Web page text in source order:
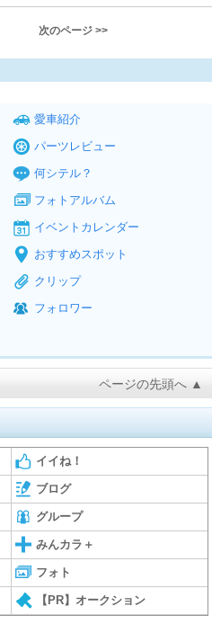
次のページ >>
愛車紹介
パーツレビュー
何シテル？
フォトアルバム
イベントカレンダー
おすすめスポット
クリップ
フォロワー
ページの先頭へ ▲
イイね！
ブログ
グループ
みんカラ＋
フォト
【PR】オークション